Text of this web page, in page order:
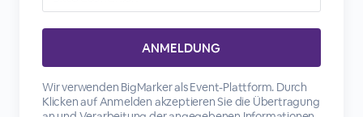
Wir verwenden BigMarker als Event-Plattform. Durch
Klicken auf Anmelden akzeptieren Sie die Übertragung